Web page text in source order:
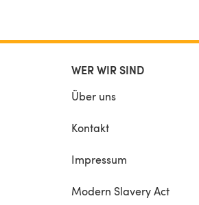
WER WIR SIND
Über uns
Kontakt
Impressum
Modern Slavery Act